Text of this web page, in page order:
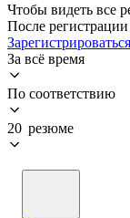
Чтобы видеть все
После
Зарегистрироваться
За всё время
По соответствию
20 резюме